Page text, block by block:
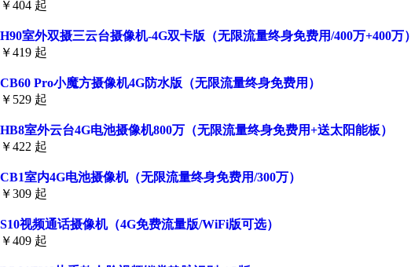
￥404 起
H90室外双摄三云台摄像机-4G双卡版（无限流量终身免费用/400万+400万）
￥419 起
CB60 Pro小魔方摄像机4G防水版（无限流量终身免费用）
￥529 起
HB8室外云台4G电池摄像机800万（无限流量终身免费用+送太阳能板）
￥422 起
CB1室内4G电池摄像机（无限流量终身免费用/300万）
￥309 起
S10视频通话摄像机（4G免费流量版/WiFi版可选）
￥409 起